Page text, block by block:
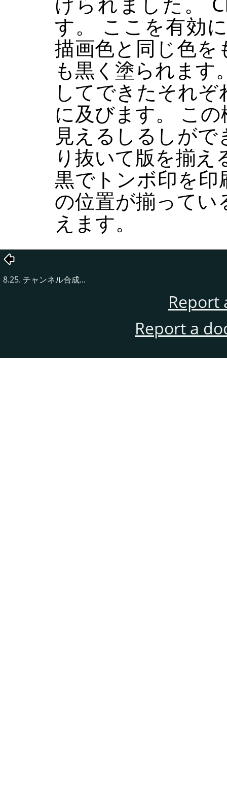
す。 ここを有効
描画色と同じ色
も黒く塗られます
してできたそれ
に及びます。 こ
見えるしるしが
り抜いて版を揃
黒でトンボ印を
の位置が揃って
えます。
8.25. チャンネル合成...
Report
Report a